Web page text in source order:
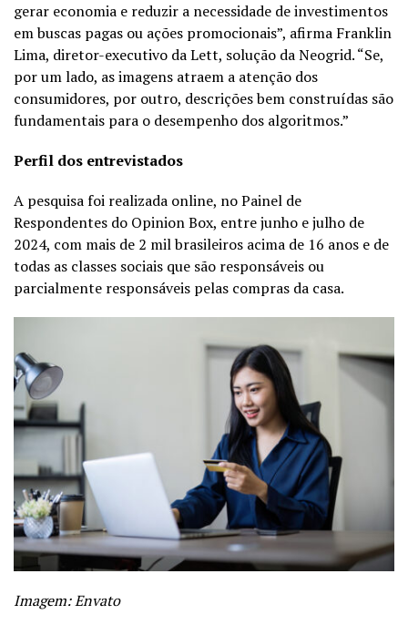
gerar economia e reduzir a necessidade de investimentos
em buscas pagas ou ações promocionais”, afirma Franklin
Lima, diretor-executivo da Lett, solução da Neogrid. “Se,
por um lado, as imagens atraem a atenção dos
consumidores, por outro, descrições bem construídas são
fundamentais para o desempenho dos algoritmos.”
Perfil dos entrevistados
A pesquisa foi realizada online, no Painel de
Respondentes do Opinion Box, entre junho e julho de
2024, com mais de 2 mil brasileiros acima de 16 anos e de
todas as classes sociais que são responsáveis ou
parcialmente responsáveis pelas compras da casa.
Imagem: Envato